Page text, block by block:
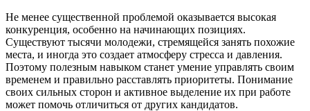
Не менее существенной проблемой оказывается высокая
конкуренция, особенно на начинающих позициях.
Существуют тысячи молодежи, стремящейся занять похожие
места, и иногда это создает атмосферу стресса и давления.
Поэтому полезным навыком станет умение управлять своим
временем и правильно расставлять приоритеты. Понимание
своих сильных сторон и активное выделение их при работе
может помочь отличиться от других кандидатов.